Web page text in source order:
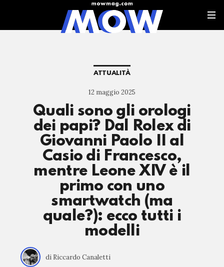
ATTUALITÀ
12 maggio 2025
Quali sono gli orologi
dei papi? Dal Rolex di
Giovanni Paolo II al
Casio di Francesco,
mentre Leone XIV è il
primo con uno
smartwatch (ma
quale?): ecco tutti i
modelli
di Riccardo Canaletti